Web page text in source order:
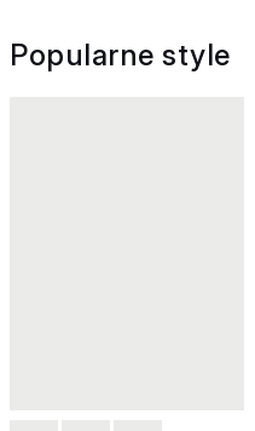
Popularne style